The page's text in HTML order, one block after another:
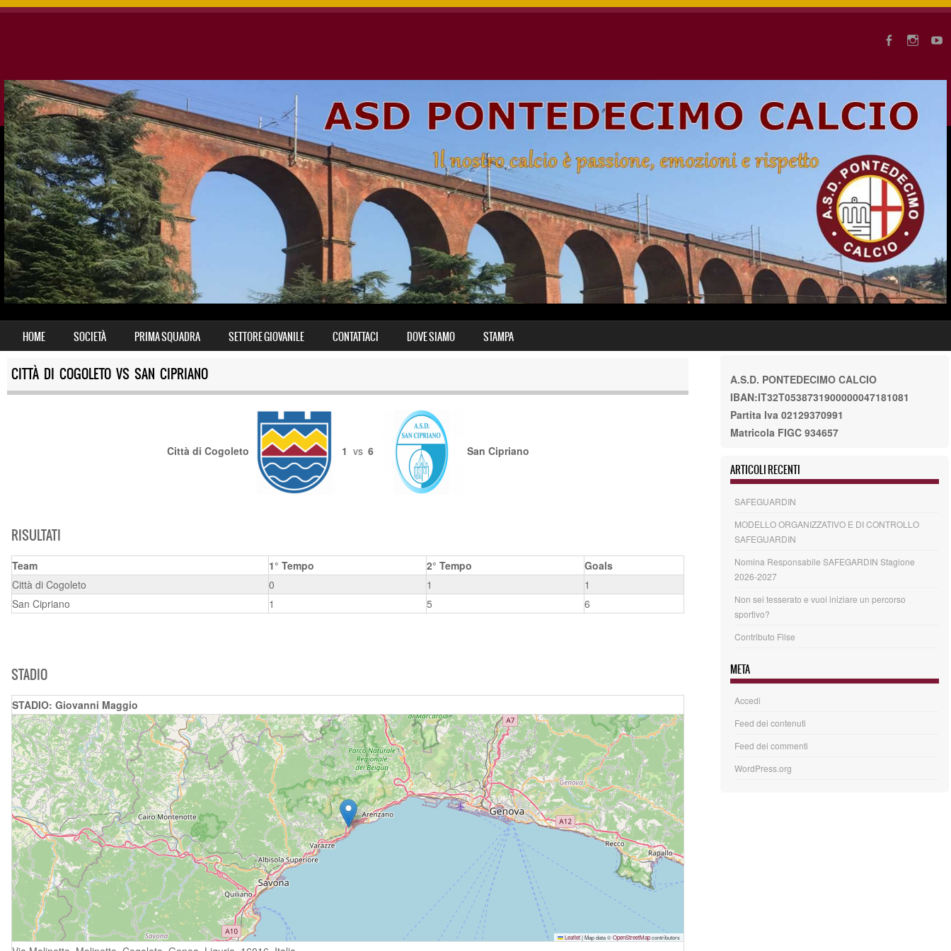
MENU
SKIP TO CONTENT
HOME SOCIETÀ PRIMA SQUADRA SETTORE GIOVANILE CONTATTACI DOVE SIAMO STAMPA
CITTÀ DI COGOLETO VS SAN CIPRIANO
Città di Cogoleto 1 vs 6 San Cipriano
RISULTATI
Team 1° Tempo 2° Tempo
Goals
Città di Cogoleto
0 1
1
San Cipriano
1 5 6
STADIO
STADIO: Giovanni Maggio
Leaflet |Map data ©OpenStreetMapcontributors
A.S.D. PONTEDECIMO CALCIO
IBAN:IT32T0538731900000047181081
Partita Iva 02129370991
Matricola FIGC 934657
ARTICOLI RECENTI
SAFEGUARDIN
MODELLO ORGANIZZATIVO E DI CONTROLLO
SAFEGUARDIN
Nomina Responsabile SAFEGARDIN Stagione
2026-2027
Non sei tesserato e vuoi iniziare un percorso
sportivo?
Contributo Filse
META
Accedi
Feed dei contenuti
Feed dei commenti
WordPress.org